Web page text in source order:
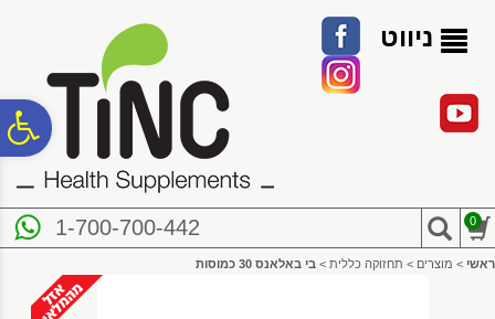
נגישות
ניווט
1-700-700-442 0
ראשי > מוצרים > תחזוקה כללית > בי באלאנס 30 כמוסות